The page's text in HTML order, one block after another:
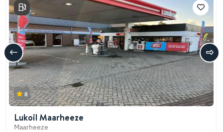
8
Lukoil Maarheeze
Maarheeze